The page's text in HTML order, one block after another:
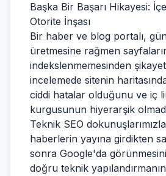
Başka Bir Başarı Hikayesi:
Otorite İnşası
Bir haber ve blog portalı,
üretmesine rağmen
indekslenmemesinden
incelemede sitenin
ciddi hatalar olduğunu ve iç
kurgusunun hiyerarşik
Teknik SEO
haberlerin yayına girdikten
sonra Google'da
doğru teknik